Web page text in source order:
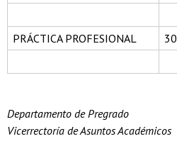
PRÁCTICA PROFESIONAL 30
Departamento de Pregrado
Vicerrectoría de Asuntos Académicos